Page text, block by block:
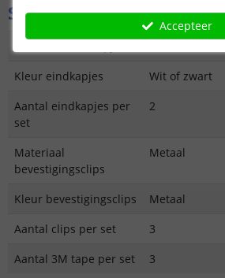
Specificaties
Kleur eindkapjes
Wit of zwart
Aantal eindkapjes per
set
2
Materiaal
bevestigingsclips
Metaal
Kleur bevestigingsclips
Metaal
Aantal clips per set
3
Aantal 3M tape per set
3
Accepteer